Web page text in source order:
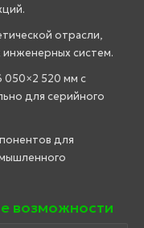
отрасли,
систем.
050×2 520 мм с
для серийного
для
возможности